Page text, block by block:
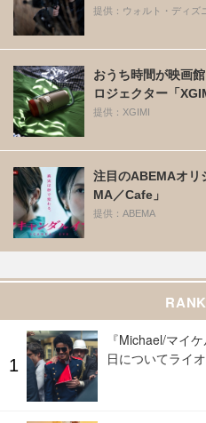
提供：ウォルト・ディズ
おうち時間が映画
ロジェクター「
提供：XGIMI
注目のABEMAオリ
MA／Cafe」
提供：ABEMA
『Michael/マイ
日についてライ